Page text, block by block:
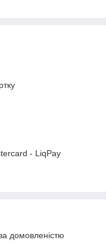
- LiqPay
домовленістю